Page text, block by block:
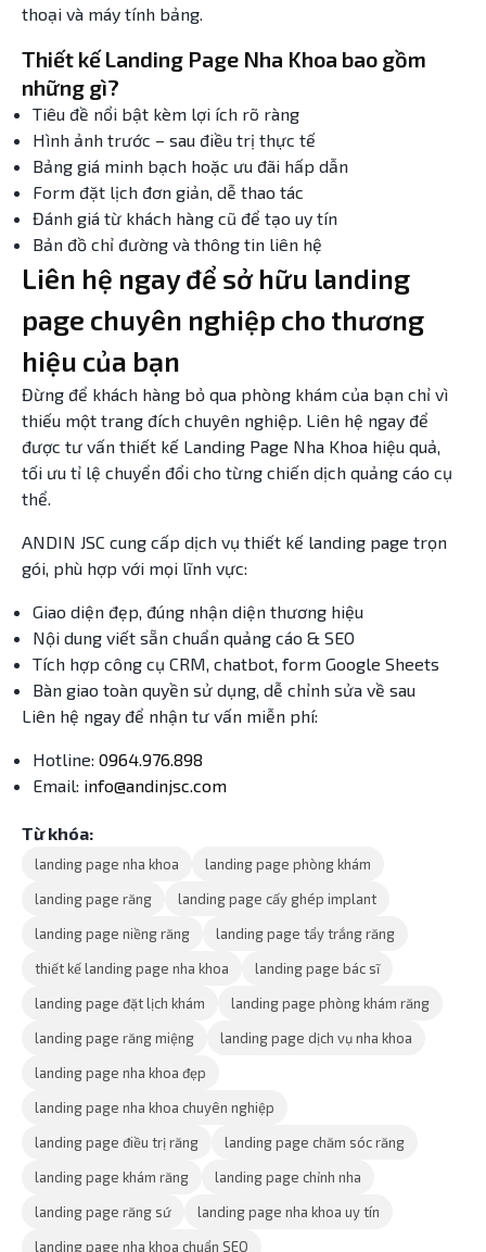
thoại và máy tính bảng.
Thiết kế Landing Page Nha Khoa bao gồm
những gì?
Tiêu đề nổi bật kèm lợi ích rõ ràng
Hình ảnh trước – sau điều trị thực tế
Bảng giá minh bạch hoặc ưu đãi hấp dẫn
Form đặt lịch đơn giản, dễ thao tác
Đánh giá từ khách hàng cũ để tạo uy tín
Bản đồ chỉ đường và thông tin liên hệ
Liên hệ ngay để sở hữu landing
page chuyên nghiệp cho thương
hiệu của bạn
Đừng để khách hàng bỏ qua phòng khám của bạn chỉ vì
thiếu một trang đích chuyên nghiệp. Liên hệ ngay để
được tư vấn thiết kế Landing Page Nha Khoa hiệu quả,
tối ưu tỉ lệ chuyển đổi cho từng chiến dịch quảng cáo cụ
thể.
ANDIN JSC cung cấp dịch vụ thiết kế landing page trọn
gói, phù hợp với mọi lĩnh vực:
Giao diện đẹp, đúng nhận diện thương hiệu
Nội dung viết sẵn chuẩn quảng cáo & SEO
Tích hợp công cụ CRM, chatbot, form Google Sheets
Bàn giao toàn quyền sử dụng, dễ chỉnh sửa về sau
Liên hệ ngay để nhận tư vấn miễn phí:
Hotline: 0964.976.898
Email: info@andinjsc.com
Từ khóa:
landing page nha khoa
landing page phòng khám
landing page răng
landing page cấy ghép implant
landing page niềng răng
landing page tẩy trắng răng
thiết kế landing page nha khoa
landing page bác sĩ
landing page đặt lịch khám
landing page phòng khám răng
landing page răng miệng
landing page dịch vụ nha khoa
landing page nha khoa đẹp
landing page nha khoa chuyên nghiệp
landing page điều trị răng
landing page chăm sóc răng
landing page khám răng
landing page chỉnh nha
landing page răng sứ
landing page nha khoa uy tín
landing page nha khoa chuẩn SEO